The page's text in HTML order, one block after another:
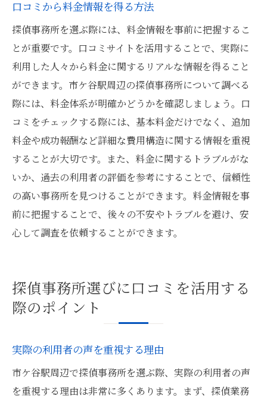
口コミから料金情報を得る方法
探偵事務所を選ぶ際には、料金情報を事前に把握するこ
とが重要です。口コミサイトを活用することで、実際に
利用した人々から料金に関するリアルな情報を得ること
ができます。市ケ谷駅周辺の探偵事務所について調べる
際には、料金体系が明確かどうかを確認しましょう。口
コミをチェックする際には、基本料金だけでなく、追加
料金や成功報酬など詳細な費用構造に関する情報を重視
することが大切です。また、料金に関するトラブルがな
いか、過去の利用者の評価を参考にすることで、信頼性
の高い事務所を見つけることができます。料金情報を事
前に把握することで、後々の不安やトラブルを避け、安
心して調査を依頼することができます。
探偵事務所選びに口コミを活用する
際のポイント
実際の利用者の声を重視する理由
市ケ谷駅周辺で探偵事務所を選ぶ際、実際の利用者の声
を重視する理由は非常に多くあります。まず、探偵業務